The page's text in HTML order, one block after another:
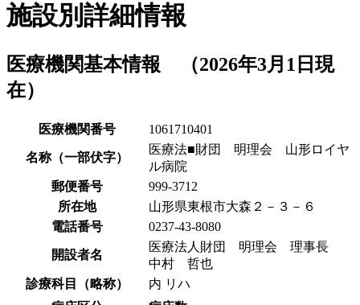
施設別詳細情報
医療機関基本情報 （2026年3月1日現
在）
医療機関番号 1061710401
名称（一部伏字）
医療法■財団 明理会 山形ロイヤ
ル病院
郵便番号
999-3712
所在地
山形県東根市大森２－３－６
電話番号
0237-43-8080
開設者名
医療法人財団 明理会 理事長
中村 哲也
診療科目（略称）
内 リハ